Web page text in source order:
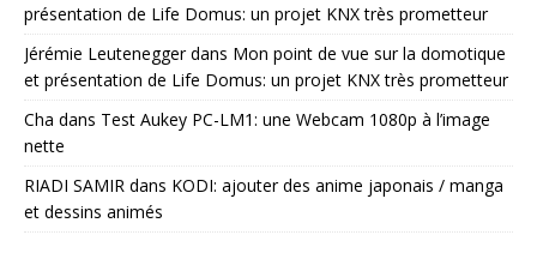
présentation de Life Domus: un projet KNX très prometteur
Jérémie Leuteneggerdans Mon point de vue sur la domotique
et présentation de Life Domus: un projet KNX très prometteur
Cha dans Test Aukey PC-LM1: une Webcam 1080p à l’image
nette
RIADI SAMIR dans KODI: ajouter des anime japonais / manga
et dessins animés